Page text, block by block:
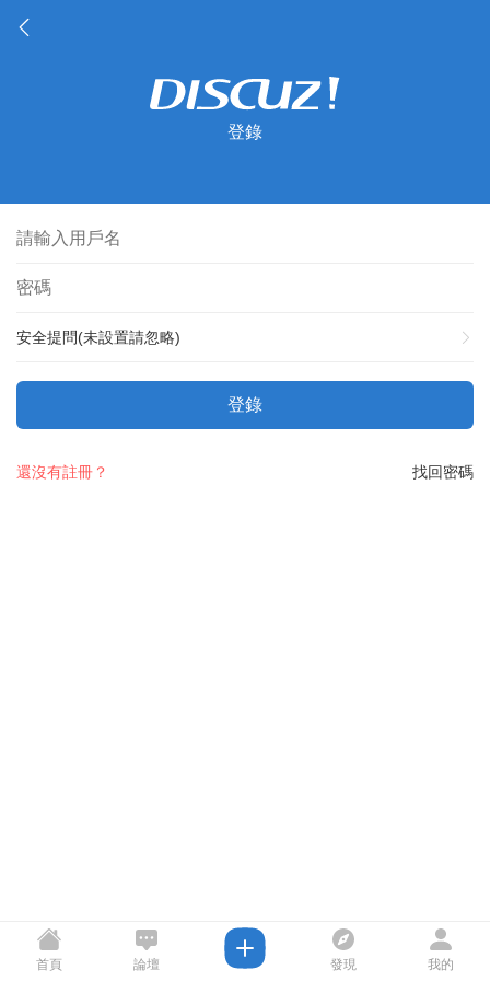
登錄
安全提問(未設置請忽略)
登錄
找回密碼
還沒有註冊？
首頁 論壇 發現 我的